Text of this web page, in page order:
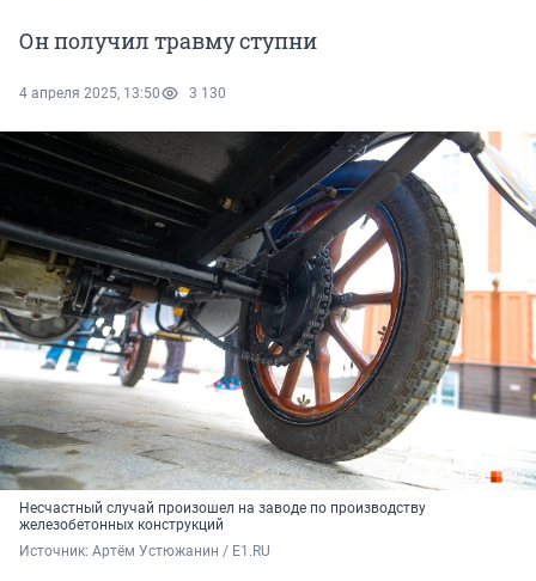
Он получил травму ступни
4 апреля 2025, 13:50 3 130
Несчастный случай произошел на заводе по производству
железобетонных конструкций
Источник: Артём Устюжанин / E1.RU